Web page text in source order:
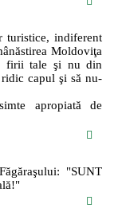
turistice, indiferent
Moldoviţa
firii tale şi nu din
capul şi să nu-
apropiată de
"SUNT